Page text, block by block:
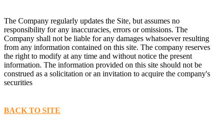
The Company regularly updates the Site, but assumes no
responsibility for any inaccuracies, errors or omissions. The
Company shall not be liable for any damages whatsoever resulting
from any information contained on this site. The company reserves
the right to modify at any time and without notice the present
information. The information provided on this site should not be
construed as a solicitation or an invitation to acquire the company's
securities
BACK TO SITE